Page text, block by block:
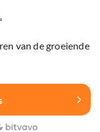
van de groeiende